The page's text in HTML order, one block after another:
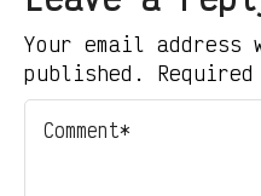
Your email
published.